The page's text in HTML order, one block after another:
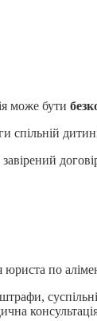
може бути
спільній
юриста по